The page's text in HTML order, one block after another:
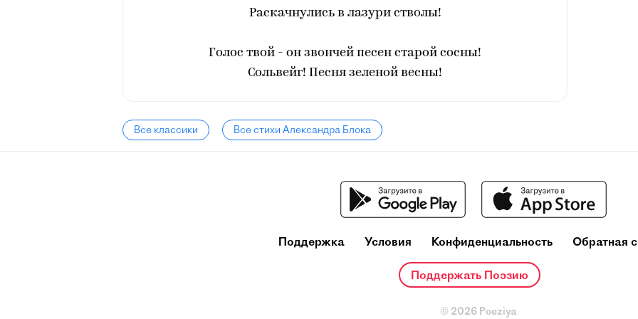
Раскачнулись в лазури стволы!
Голос твой - он звончей песен старой сосны!
Сольвейг! Песня зеленой весны!
Все классики Все стихи Александра Блока
Поддержка Условия Конфиденциальность Обратная
Поддержать Поэзию
© 2026 Poeziya